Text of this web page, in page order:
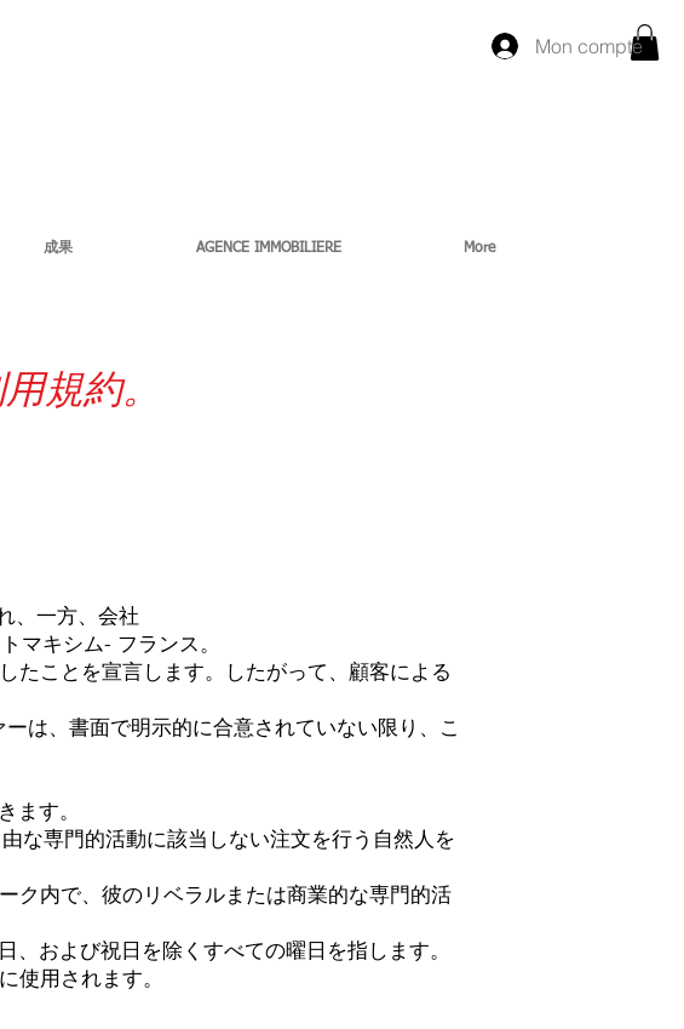
Mon compte
成果 AGENCE IMMOBILIERE More
規約。
、一方、会社
マキシム- フランス。
たことを宣言します。したがって、顧客による
は、書面で明示的に合意されていない限り、こ
ます。
な専門的活動に該当しない注文を行う自然人を
ク内で、彼のリベラルまたは商業的な専門的活
、および祝日を除くすべての曜日を指します。
使用されます。